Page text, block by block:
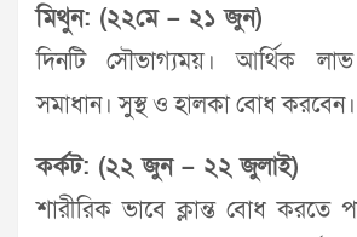
মিথুন: (২২মে – ২১ জুন)
দিনটি সৌভাগ্যময়। আর্থিক
সমাধান। সুস্থ ও হালকা বোধ করবেন।
কর্কট: (২২ জুন – ২২ জুলাই)
শারীরিক ভাবে ক্লান্ত বোধ করতে